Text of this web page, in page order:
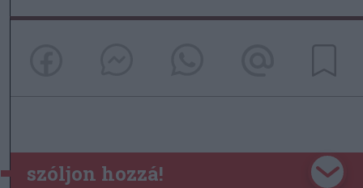
szóljon hozzá!